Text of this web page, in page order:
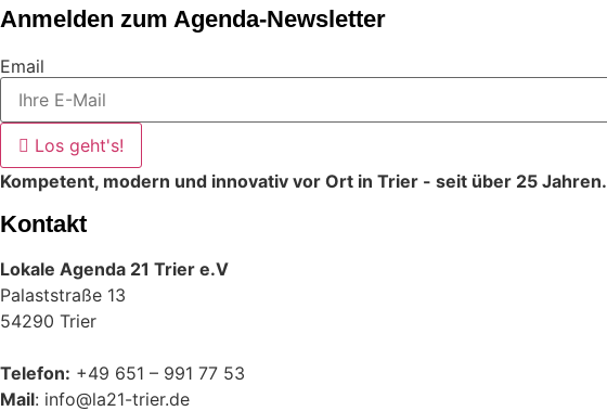
Anmelden zum Agenda-Newsletter
Email
Los geht's!
Kompetent, modern und innovativ vor Ort in Trier - seit über 25 Jahren.
Kontakt
Lokale Agenda 21 Trier e.V
Palaststraße 13
54290 Trier
Telefon: +49 651 – 991 77 53
Mail: info@la21-trier.de